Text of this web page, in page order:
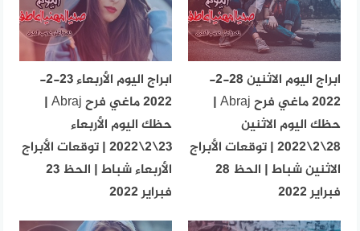
ابراج اليوم الاثنين 28-2-
2022 ماغي فرح Abraj |
حظك اليوم الاثنين
28\2\2022 | توقعات الأبراج
الاثنين شباط | الحظ 28
فبراير 2022
ابراج اليوم الأربعاء 23-2-
2022 ماغي فرح Abraj |
حظك اليوم الأربعاء
23\2\2022 | توقعات الأبراج
الأربعاء شباط | الحظ 23
فبراير 2022